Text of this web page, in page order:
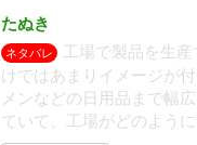
たぬき
ネタバレ
工場で製品を生
けではあまりイメージが
メンなどの日用品まで幅
ていて、工場がどのよう